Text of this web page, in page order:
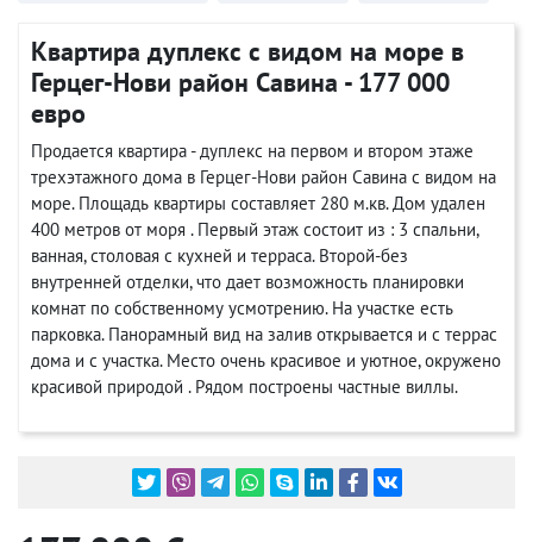
Квартира дуплекс с видом на море в
Герцег-Нови район Савина - 177 000
евро
Продается квартира - дуплекс на первом и втором этаже
трехэтажного дома в Герцег-Нови район Савина с видом на
море. Площадь квартиры составляет 280 м.кв. Дом удален
400 метров от моря . Первый этаж состоит из : 3 спальни,
ванная, столовая с кухней и терраса. Второй-без
внутренней отделки, что дает возможность планировки
комнат по собственному усмотрению. На участке есть
парковка. Панорамный вид на залив открывается и с террас
дома и с участка. Место очень красивое и уютное, окружено
красивой природой . Рядом построены частные виллы.